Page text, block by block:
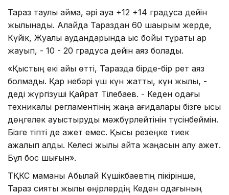
Тараз таулы аймақ, әрі ауа +12 +14 градусқа дейін
жылынады. Алайда Тараздан 60 шақырым жерде,
Күйік, Жуалы аудандарында қыс бойы тұрақты қар
жауып, - 10 - 20 градусқа дейін аяз болады.
«Қыстың екі айы өтті, Таразда бірде-бір рет аяз
болмады. Қар небәрі үш күн жатты, күн жылы, -
деді жүргізуші Қайрат Тілебаев. - Кеден одағы
техникалық регламентінің жаңа қағидалары бізге қысқы
дөңгелек ауыстыруды мәжбүрлейтінін түсінбеймін.
Бізге тіпті де қажет емес. Қысқы резеңке тиек
қажалып қалды. Келесі жылы қайта жаңасын алу қажет.
Бұл бос шығын».
ТҚКС маманы Абылай Күшікбаевтің пікірінше,
Тараз сияқты жылы өңірлердің Кеден одағының